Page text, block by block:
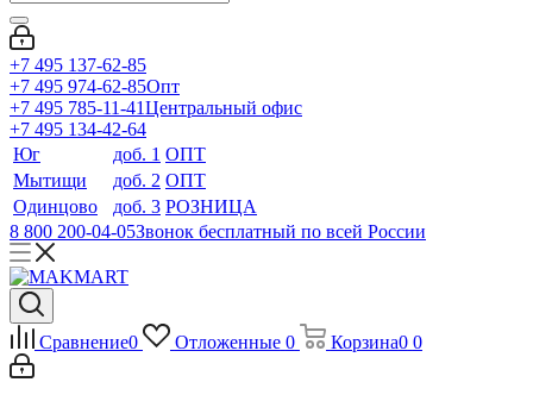
+7 495 137-62-85
+7 495 974-62-85Опт
+7 495 785-11-41Центральный офис
+7 495 134-42-64
Юг
доб. 1 ОПТ
Мытищи
доб. 2 ОПТ
Одинцово
доб. 3 РОЗНИЦА
8 800 200-04-05Звонок бесплатный по всей России
Сравнение0 Отложенные 0 Корзина0 0